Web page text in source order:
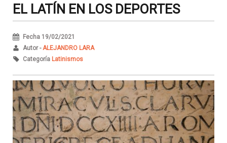
EL LATÍN EN LOS DEPORTES
Fecha 19/02/2021
Autor - ALEJANDRO LARA
Categoría Latinismos